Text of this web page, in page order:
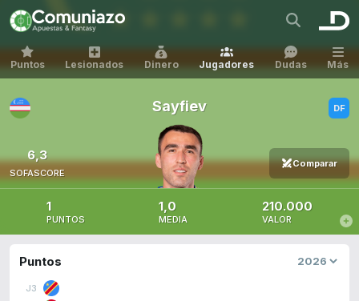
Puntos Lesionados Dinero Jugadores Dudas Más
Sayfiev
Comparar
6,3
SOFASCORE
1
PUNTOS
1,0
MEDIA
210.000
VALOR
Puntos
J3